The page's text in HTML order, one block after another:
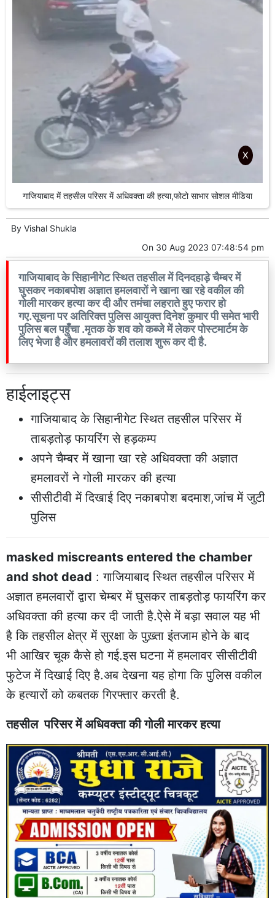
गाजियाबाद में तहसील परिसर में अधिवक्ता की हत्या,फोटो साभार सोशल मीडिया
By Vishal Shukla
On 30 Aug 2023 07:48:54 pm
गाजियाबाद के सिहानीगेट स्थित तहसील में दिनदहाड़े चैम्बर में
घुसकर नकाबपोश अज्ञात हमलवारों ने खाना खा रहे वकील की
गोली मारकर हत्या कर दी और तमंचा लहराते हुए फरार हो
गए.सूचना पर अतिरिक्त पुलिस आयुक्त दिनेश कुमार पी समेत भारी
पुलिस बल पहुँचा .मृतक के शव को कब्जे में लेकर पोस्टमार्टम के
लिए भेजा है और हमलावरों की तलाश शुरू कर दी है.
हाईलाइट्स
गाजियाबाद के सिहानीगेट स्थित तहसील परिसर में
ताबड़तोड़ फायरिंग से हड़कम्प
अपने चैम्बर में खाना खा रहे अधिवक्ता की अज्ञात
हमलावरों ने गोली मारकर की हत्या
सीसीटीवी में दिखाई दिए नकाबपोश बदमाश,जांच में जुटी
पुलिस
masked miscreants entered the chamber
and shot dead : गाजियाबाद स्थित तहसील परिसर में
अज्ञात हमलवारों द्वारा चेम्बर में घुसकर ताबड़तोड़ फायरिंग कर
अधिवक्ता की हत्या कर दी जाती है.ऐसे में बड़ा सवाल यह भी
है कि तहसील क्षेत्र में सुरक्षा के पुख़्ता इंतजाम होने के बाद
भी आखिर चूक कैसे हो गई.इस घटना में हमलावर सीसीटीवी
फुटेज में दिखाई दिए है.अब देखना यह होगा कि पुलिस वकील
के हत्यारों को कबतक गिरफ्तार करती है.
तहसील परिसर में अधिवक्ता की गोली मारकर हत्या
X